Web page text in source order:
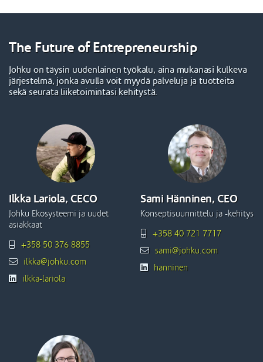
The Future of Entrepreneurship
Johku on täysin uudenlainen työkalu, aina mukanasi kulkeva
järjestelmä, jonka avulla voit myydä palveluja ja tuotteita
sekä seurata liiketoimintasi kehitystä.
Ilkka Lariola, CECO
Johku Ekosysteemi ja uudet
asiakkaat
+358 50 376 8855
ilkka@johku.com
ilkka-lariola
Sami Hänninen, CEO
Konseptisuunnittelu ja -kehitys
+358 40 721 7717
sami@johku.com
hanninen